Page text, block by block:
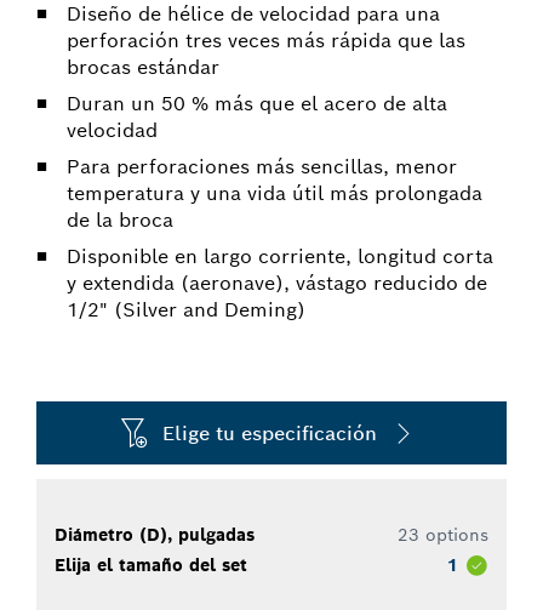
Diseño de hélice de velocidad para una
perforación tres veces más rápida que las
brocas estándar
Duran un 50 % más que el acero de alta
velocidad
Para perforaciones más sencillas, menor
temperatura y una vida útil más prolongada
de la broca
Disponible en largo corriente, longitud corta
y extendida (aeronave), vástago reducido de
1/2" (Silver and Deming)
Elige tu especificación
Diámetro (D), pulgadas
23 options
Elija el tamaño del set
1